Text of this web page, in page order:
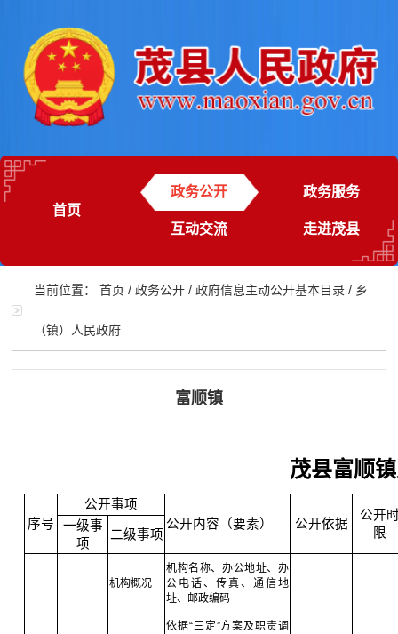
首页
政务公开 政务服务
互动交流 走进茂县
当前位置：首页 /政务公开 /政府信息主动公开基本目录 / 乡
（镇）人民政府
富顺镇
茂县富顺
序号
公开事项
公开内容（要素）
公开依据
公开
限
一级事
项
二级事项
机构概况
机构名称、办公地址、办
公电话、传真、通信地
址、邮政编码
依据“三定”方案及职责调